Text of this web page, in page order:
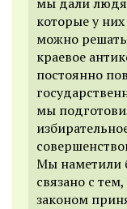
которые у
можно
краевое
постоянно
мы
Мы наметили
связано с
законом